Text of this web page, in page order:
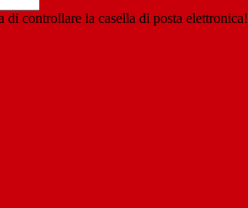
di controllare la casella di posta elettronica!